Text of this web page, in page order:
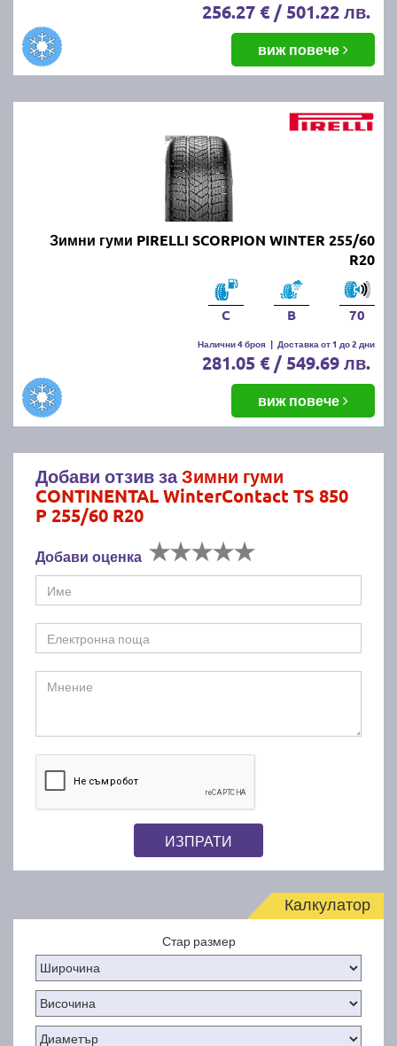
256.27 € / 501.22 лв.
виж повече
Зимни гуми PIRELLI SCORPION WINTER 255/60
R20
C B 70
Налични 4 броя | Доставка от 1 до 2 дни
281.05 € / 549.69 лв.
виж повече
Добави отзив заЗимни гуми
CONTINENTAL WinterContact TS 850
P 255/60 R20
Добави оценка
ИЗПРАТИ
Калкулатор
Стар размер